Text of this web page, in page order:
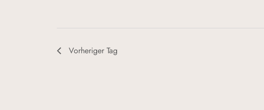
Vorheriger Tag